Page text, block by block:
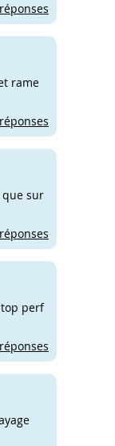
réponses
rame
que sur
top perf